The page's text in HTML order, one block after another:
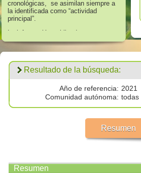
cronológicas, se asimilan siempre a
la identificada como “actividad
principal”.
La información publicada en
referencia a los años 2008 hasta
establecidos en el Anexo II “Lista de
Sustancias” del Real Decreto
508/2007, de 20 de abril, que regula
el suministro de información sobre
emisiones del Reglamento E - PRTR
y de las autorizaciones ambientales
integradas.
Los datos publicados respecto al
todas las
emisiones por encima de cero
Resultado de la búsqueda:
Año de referencia: 2021
Comunidad autónoma: todas
Resumen
Resumen